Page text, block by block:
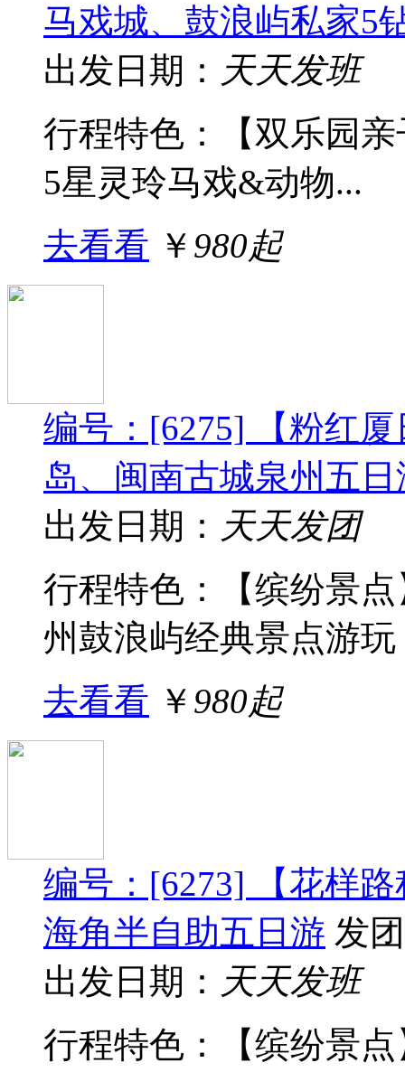
马戏城、鼓浪屿私家5
出发日期： 天天发班
行程特色：【双乐园
5星灵玲马戏&动物...
去看看 ￥ 980起
编号：[6275] 【粉红
岛、闽南古城泉州五日
出发日期： 天天发团
行程特色：【缤纷景
州鼓浪屿经典景点游
去看看 ￥ 980起
编号：[6273] 【花样
海角半自助五日游 发
出发日期： 天天发班
行程特色：【缤纷景